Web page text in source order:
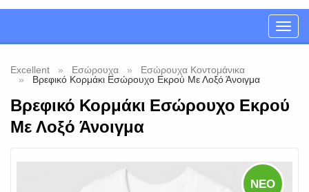
Toggle
Excellent Εσώρουχα
Εσώρουχα Κοντομάνικα
Βρεφικό Κορμάκι Εσώρουχο Εκρού Με Λοξό Άνοιγμα
Βρεφικό Κορμάκι Εσώρουχο Εκρού
Με Λοξό Άνοιγμα
ΝΈΟ